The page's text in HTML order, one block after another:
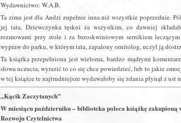
Wydawnictwo: W.A.B.
Ta zima jest dla Andzi zupełnie inna niż wszystkie poprzednie.
jej tata. Dziewczynka tęskni za wszystkim, co dawniej
rozmowami przy stole i za brzoskwiniowym sernikiem
wypraw do parku, w którym tata, zapalony ornitolog, uczył ją
Ta książka przepełniona jest wieloma, bardzo mądrymi
słowa uczucia, wyrazić to co się chce powiedzieć, lub to jakie
w tej książce te najtrudniejsze wydawałoby się zdania płynął z ust
„Kącik Zaczytanych”
W miesiącu październiku – biblioteka poleca książkę
Rozwoju Czytelnictwa